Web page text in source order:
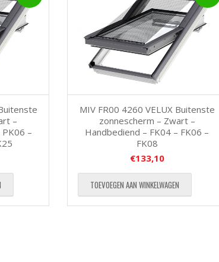
–
–
MIV FR00 4260 VELUX Buitenste
zonnescherm – Zwart –
Handbediend – FK04 – FK06 –
FK08
€133,10
TOEVOEGEN AAN WINKELWAGEN